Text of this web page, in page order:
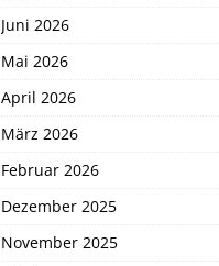
Juni 2026
Mai 2026
April 2026
März 2026
Februar 2026
Dezember 2025
November 2025